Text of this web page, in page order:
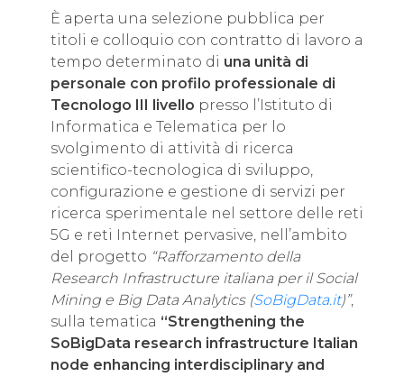
È aperta una selezione pubblica per
titoli e colloquio con contratto di lavoro a
tempo determinato di una unità di
personale con profilo professionale di
Tecnologo III livello presso l’Istituto di
Informatica e Telematica per lo
svolgimento di attività di ricerca
scientifico-tecnologica di sviluppo,
configurazione e gestione di servizi per
ricerca sperimentale nel settore delle reti
5G e reti Internet pervasive, nell’ambito
del progetto “Rafforzamento della
Research Infrastructure italiana per il Social
Mining e Big Data Analytics (SoBigData.it)”,
sulla tematica “Strengthening the
SoBigData research infrastructure Italian
node enhancing interdisciplinary and